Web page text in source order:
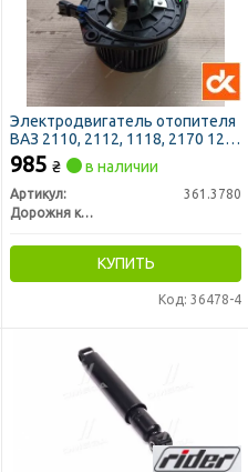
Электродвигатель отопителя
ВАЗ 2110, 2112, 1118, 2170 12В,
90Вт (ДК)
985 ₴ в наличии
Артикул:
361.3780
Дорожня карта
КУПИТЬ
Код: 36478-4